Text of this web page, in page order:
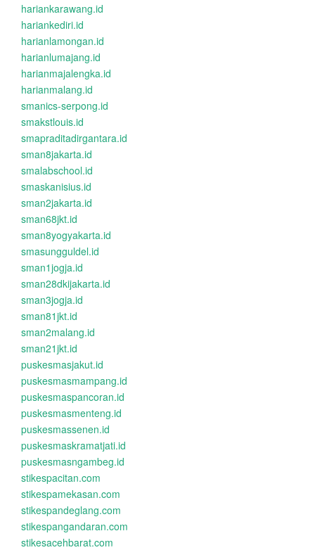
hariankarawang.id
hariankediri.id
harianlamongan.id
harianlumajang.id
harianmajalengka.id
harianmalang.id
smanics-serpong.id
smakstlouis.id
smapraditadirgantara.id
sman8jakarta.id
smalabschool.id
smaskanisius.id
sman2jakarta.id
sman68jkt.id
sman8yogyakarta.id
smasungguldel.id
sman1jogja.id
sman28dkijakarta.id
sman3jogja.id
sman81jkt.id
sman2malang.id
sman21jkt.id
puskesmasjakut.id
puskesmasmampang.id
puskesmaspancoran.id
puskesmasmenteng.id
puskesmassenen.id
puskesmaskramatjati.id
puskesmasngambeg.id
stikespacitan.com
stikespamekasan.com
stikespandeglang.com
stikespangandaran.com
stikesacehbarat.com